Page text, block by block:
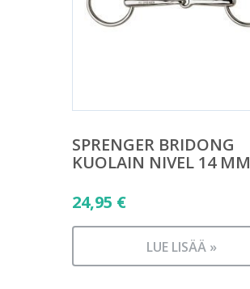
SPRENGER BRIDONG
KUOLAIN NIVEL 14 MM
24,95 €
LUE LISÄÄ »